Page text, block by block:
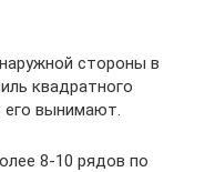
стороны в
квадратного
его вынимают.
8-10 рядов по